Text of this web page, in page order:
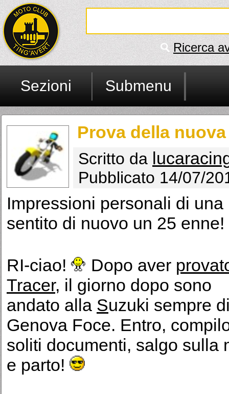
Ricerca
Sezioni Submenu
Prova della
Scritto da
Pubblicato 14/07/
Impressioni personali di
sentito di nuovo un 25 enne!
RI-ciao! Dopo aver
Tracer, il giorno dopo sono
andato alla Suzuki sempre
Genova Foce. Entro,
soliti documenti, salgo sulla
e parto!